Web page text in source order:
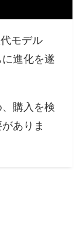
モデル
進化を遂
購入を検
ありま